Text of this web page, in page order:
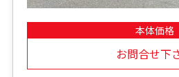
本体価格
お問合せ下